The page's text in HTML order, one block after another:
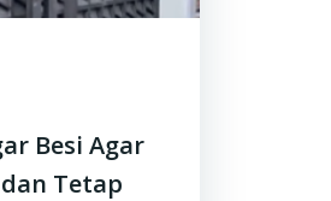
Besi Agar
Tetap